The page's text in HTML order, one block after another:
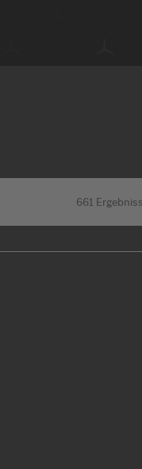
661